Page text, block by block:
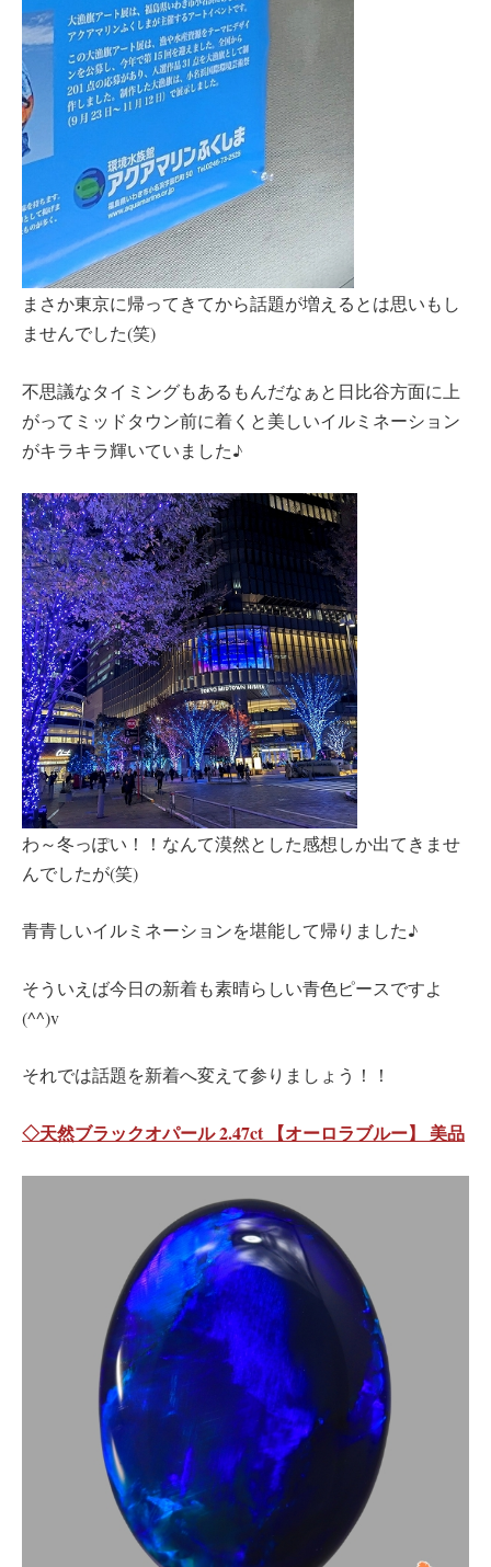
まさか東京に帰ってきてから話題が増えるとは思いもし
ませんでした(笑)
不思議なタイミングもあるもんだなぁと日比谷方面に上
がってミッドタウン前に着くと美しいイルミネーション
がキラキラ輝いていました♪
わ～冬っぽい！！なんて漠然とした感想しか出てきませ
んでしたが(笑)
青青しいイルミネーションを堪能して帰りました♪
そういえば今日の新着も素晴らしい青色ピースですよ
(^^)v
それでは話題を新着へ変えて参りましょう！！
◇天然ブラックオパール 2.47ct 【オーロラブルー】 美品